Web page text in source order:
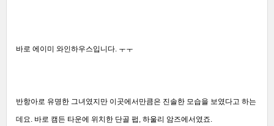
바로 에이미 와인하우스입니다. ㅜㅜ
반항아로 유명한 그녀였지만 이곳에서만큼은 진솔한 모습을 보였다고 하는
데요. 바로 캠든 타운에 위치한 단골 펍, 하울리 암즈에서였죠.